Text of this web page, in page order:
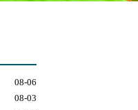
08-06
08-03